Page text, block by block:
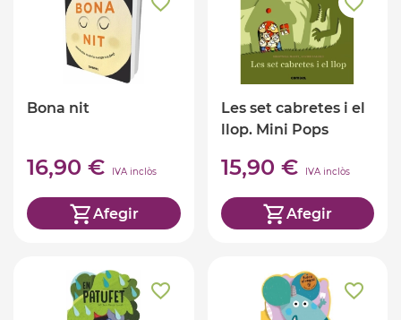
Bona nit
16,90 € IVA inclòs
Afegir
Les set cabretes i el
llop. Mini Pops
15,90 € IVA inclòs
Afegir